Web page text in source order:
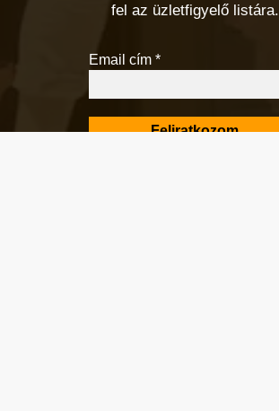
fel az üzletfigyelő listára.
Email cím *